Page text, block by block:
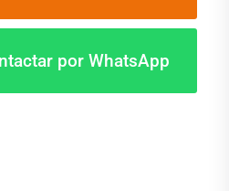
por WhatsApp